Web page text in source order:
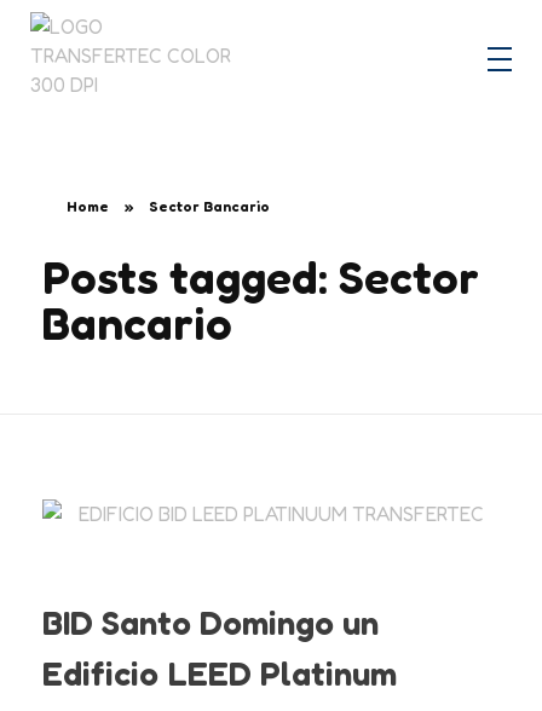
Home » Sector Bancario
Posts tagged: Sector
Bancario
BID Santo Domingo un
Edificio LEED Platinum